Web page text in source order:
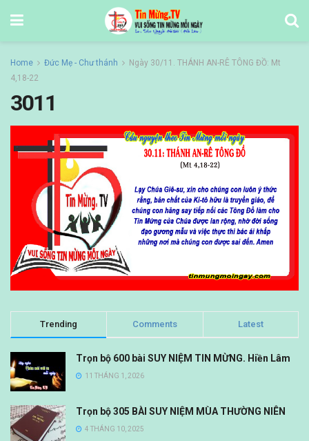
Home Đức Mẹ - Chư thánh
Ngày 30/11. THÁNH AN-RÊ TÔNG ĐỒ: Mt
4,18-22
3011
Trending Comments Latest
Trọn bộ 600 bài SUY NIỆM TIN MỪNG. Hiền Lâm
11 THÁNG 1, 2026
Trọn bộ 305 BÀI SUY NIỆM MÙA THƯỜNG NIÊN
4 THÁNG 10, 2025